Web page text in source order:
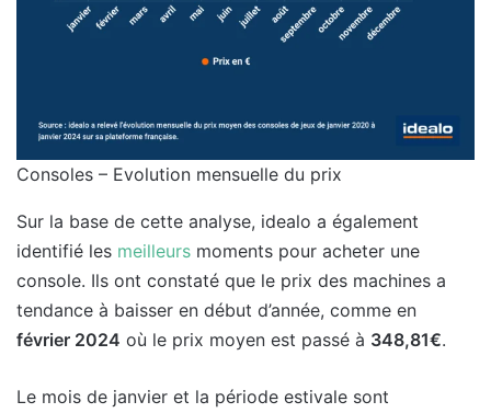
Consoles – Evolution mensuelle du prix
Sur la base de cette analyse, idealo a également
identifié les meilleurs moments pour acheter une
console. Ils ont constaté que le prix des machines a
tendance à baisser en début d’année, comme en
février 2024 où le prix moyen est passé à 348,81€.
Le mois de janvier et la période estivale sont